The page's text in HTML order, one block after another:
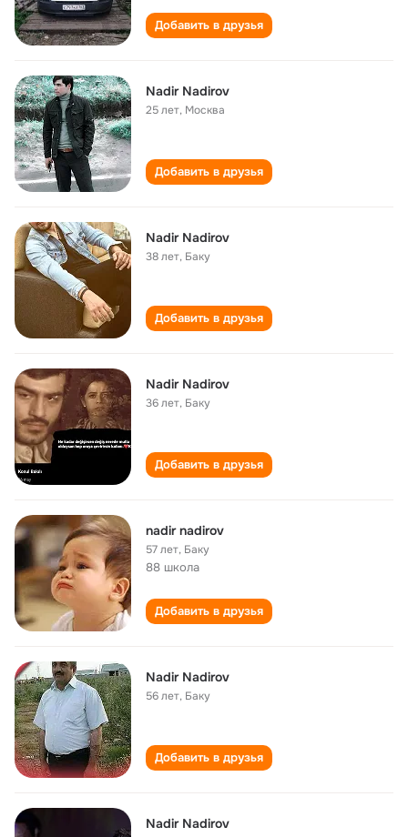
Добавить в друзья
Nadir Nadirov
25 лет, Москва
Добавить в друзья
Nadir Nadirov
38 лет, Баку
Добавить в друзья
Nadir Nadirov
36 лет, Баку
Добавить в друзья
nadir nadirov
57 лет, Баку
88 школа
Добавить в друзья
Nadir Nadirov
56 лет, Баку
Добавить в друзья
Nadir Nadirov